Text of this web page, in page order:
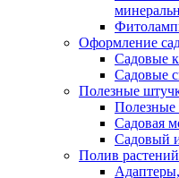
Оформление
Садовые
Садовые
Полезные
Полезные
Садовая
Садовый
Полив растений